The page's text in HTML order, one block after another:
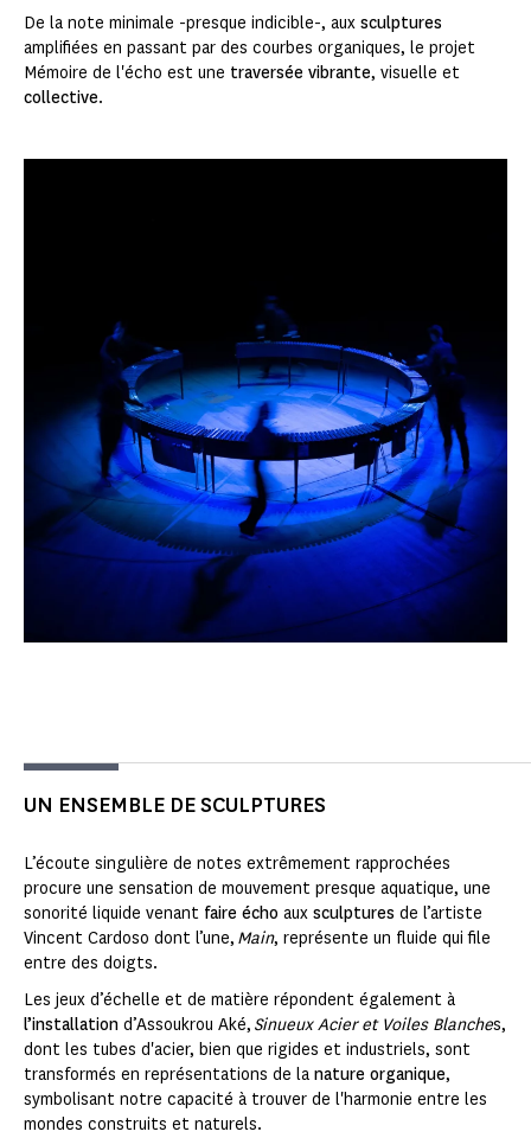
De la note minimale -presque indicible-, aux sculptures
amplifiées en passant par des courbes organiques, le projet
Mémoire de l'écho est une traversée vibrante, visuelle et
collective.
UN ENSEMBLE DE SCULPTURES
L’écoute singulière de notes extrêmement rapprochées
procure une sensation de mouvement presque aquatique, une
sonorité liquide venant faire écho aux sculptures de l’artiste
Vincent Cardoso dont l’une, Main, représente un fluide qui file
entre des doigts.
Les jeux d’échelle et de matière répondent également à
l’installation d’Assoukrou Aké, Sinueux Acier et Voiles Blanches,
dont les tubes d'acier, bien que rigides et industriels, sont
transformés en représentations de la nature organique,
symbolisant notre capacité à trouver de l'harmonie entre les
mondes construits et naturels.